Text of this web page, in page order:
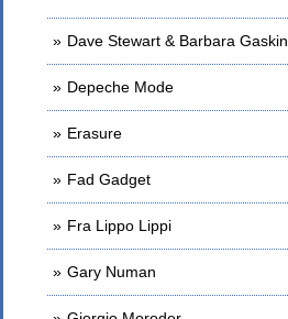
Dave Stewart & Barbara Gaskin
Depeche Mode
Erasure
Fad Gadget
Fra Lippo Lippi
Gary Numan